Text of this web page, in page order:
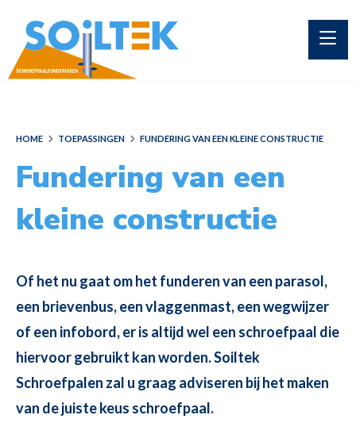
HOME TOEPASSINGEN FUNDERING VAN EEN KLEINE CONSTRUCTIE
Fundering van een
kleine constructie
Of het nu gaat om het funderen van een parasol,
een brievenbus, een vlaggenmast, een wegwijzer
of een infobord, er is altijd wel een schroefpaal die
hiervoor gebruikt kan worden. Soiltek
Schroefpalen zal u graag adviseren bij het maken
van de juiste keus schroefpaal.